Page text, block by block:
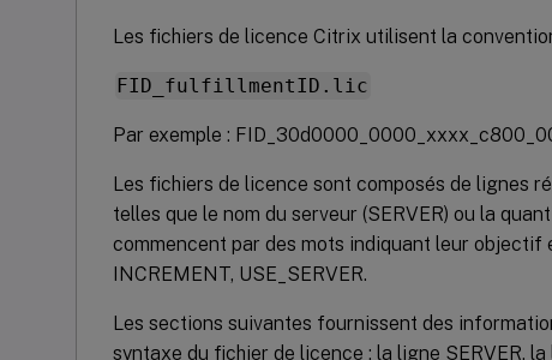
Les fichiers de licence Citrix utilisent la
FID_fulfillmentID.lic
Par exemple :
Les fichiers de licence sont composés de lignes
telles que le nom du serveur (SERVER) ou la
commencent par des mots indiquant leur objectif
INCREMENT, USE_SERVER.
Les sections suivantes fournissent des
syntaxe du fichier de licence : la ligne SERVER,